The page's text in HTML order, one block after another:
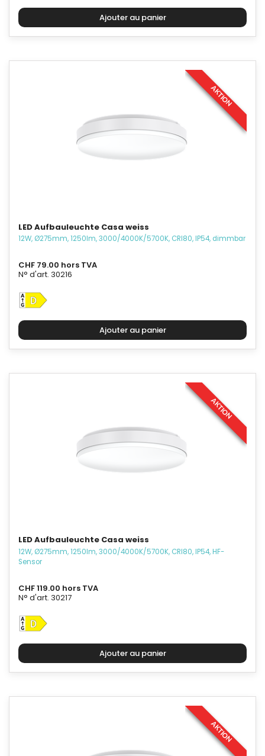
AKTION
LED Aufbauleuchte Casa weiss
12W, Ø275mm, 1250lm, 3000/4000K/5700K, CRI80, IP54, dimmbar
CHF 79.00 hors TVA
N° d'art. 30216
AKTION
LED Aufbauleuchte Casa weiss
12W, Ø275mm, 1250lm, 3000/4000K/5700K, CRI80, IP54, HF-
Sensor
CHF 119.00 hors TVA
N° d'art. 30217
AKTION